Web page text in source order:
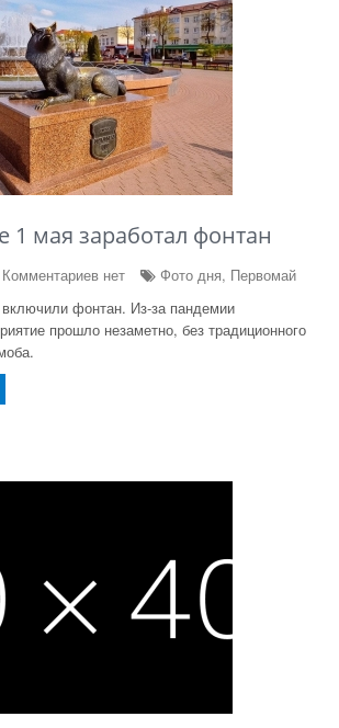
1 мая заработал фонтан
Комментариев нет
Фото дня, Первомай
фонтан. Из-за пандемии
прошло незаметно, без традиционного